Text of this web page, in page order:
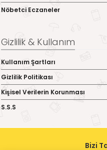
Nöbetci Eczaneler
Gizlilik & Kullanım
Kullanım Şartları
Gizlilik Politikası
Kişisel Verilerin Korunması
S.S.S
Bizi